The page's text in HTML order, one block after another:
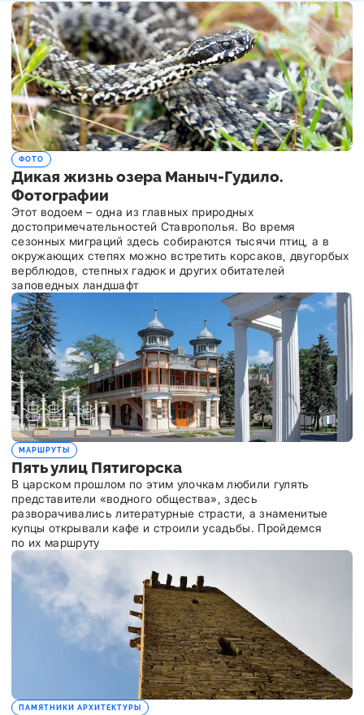
ФОТО
Дикая жизнь озера Маныч-Гудило.
Фотографии
Этот водоем – одна из главных природных
достопримечательностей Ставрополья. Во время
сезонных миграций здесь собираются тысячи птиц, а в
окружающих степях можно встретить корсаков, двугорбых
верблюдов, степных гадюк и других обитателей
заповедных ландшафт
МАРШРУТЫ
Пять улиц Пятигорска
В царском прошлом по этим улочкам любили гулять
представители «водного общества», здесь
разворачивались литературные страсти, а знаменитые
купцы открывали кафе и строили усадьбы. Пройдемся
по их маршруту
ПАМЯТНИКИ АРХИТЕКТУРЫ